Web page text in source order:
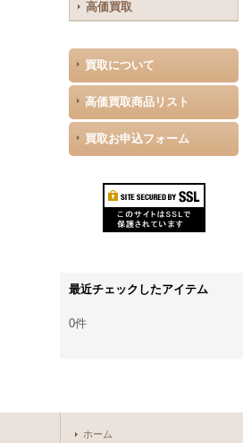
高価買取
買取について
高価買取商品リスト
買取お申込フォーム
最近チェックしたアイテム
0件
ホーム